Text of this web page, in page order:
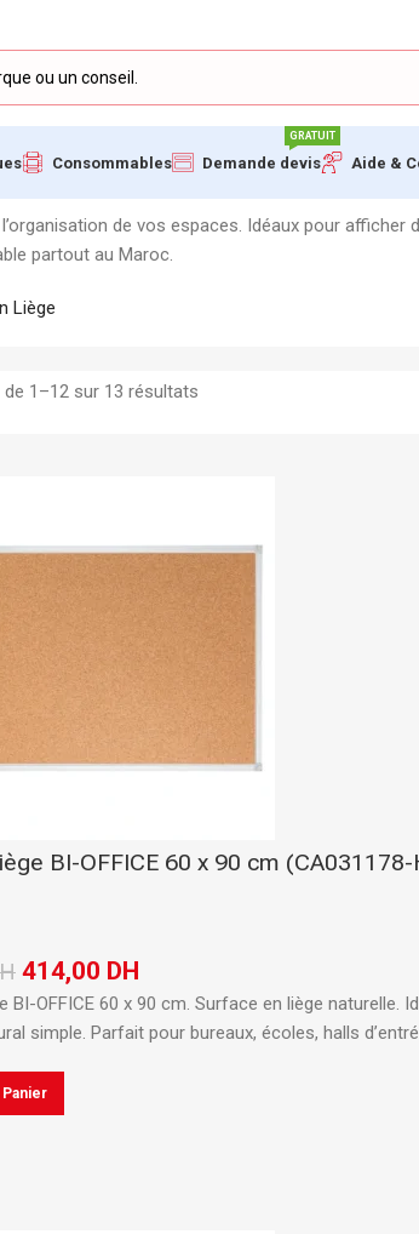
PRODUITS
Consommables Demande devis
GRATUIT
Aide &
de vos espaces. Idéaux pour
partout au Maroc.
Liège
1–12 sur 13 résultats
BI-OFFICE 60 x 90 cm
414,00 DH
BI-OFFICE 60 x 90 cm. Surface en liège naturelle.
simple. Parfait pour bureaux, écoles, halls